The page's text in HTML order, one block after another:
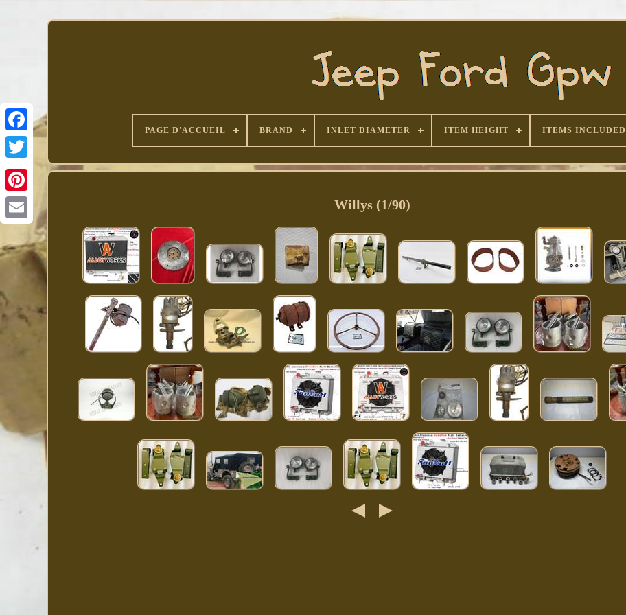
Facebook
PAGE D'ACCUEIL BRAND INLET DIAMETER ITEM HEIGHT ITEMS INCLUDED
Willys (1/90)